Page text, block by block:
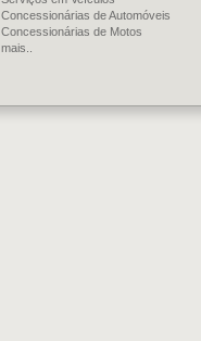
Concessionárias de Automóveis
Concessionárias de Motos
mais..